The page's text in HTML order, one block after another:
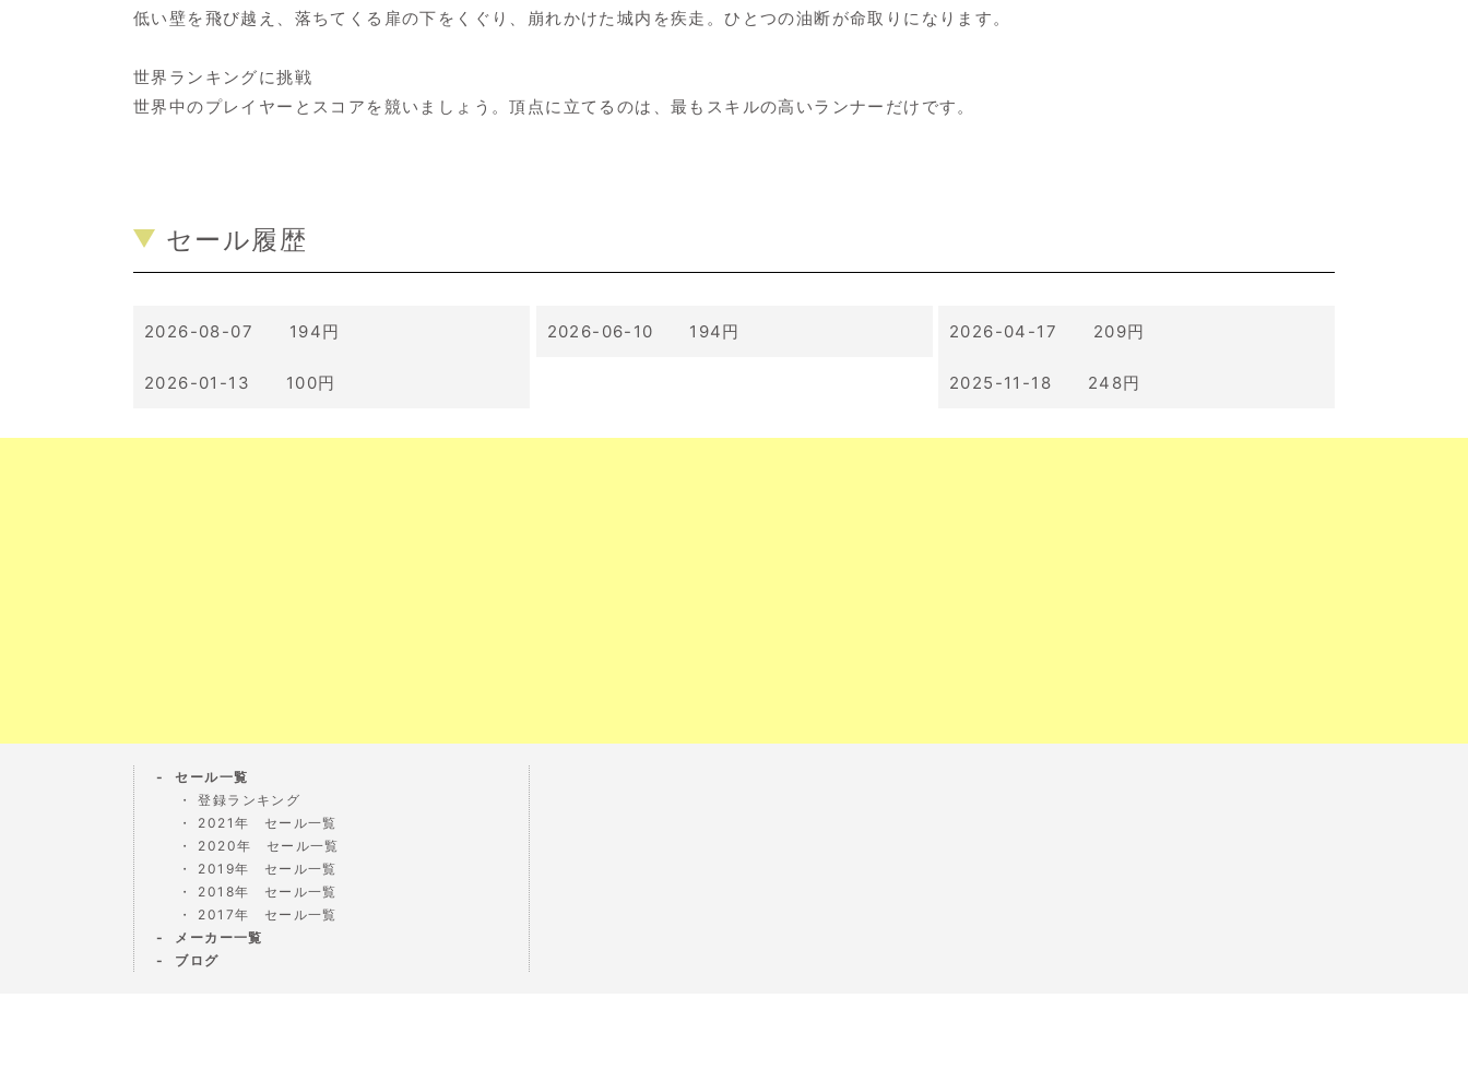
低い壁を飛び越え、落ちてくる扉の下をくぐり、崩れかけた城内を疾走。ひとつの油断が命取りになります。
世界ランキングに挑戦
世界中のプレイヤーとスコアを競いましょう。頂点に立てるのは、最もスキルの高いランナーだけです。
セール履歴
2026-08-07 194円 2026-06-10 194円 2026-04-17 209円
2026-01-13 100円 2025-11-18 248円
セール一覧
登録ランキング
2021年 セール一覧
2020年 セール一覧
2019年 セール一覧
2018年 セール一覧
2017年 セール一覧
メーカー一覧
ブログ